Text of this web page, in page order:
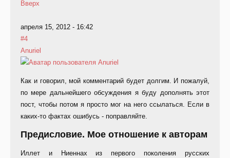
Вверх
апреля 15, 2012 - 16:42
#4
Anuriel
Как и говорил, мой комментарий будет долгим. И пожалуй,
по мере дальнейшего обсуждения я буду дополнять этот
пост, чтобы потом я просто мог на него ссылаться. Если в
каких-то фактах ошибусь - поправляйте.
Предисловие. Мое отношение к авторам
Иллет и Ниеннах из первого поколения русских